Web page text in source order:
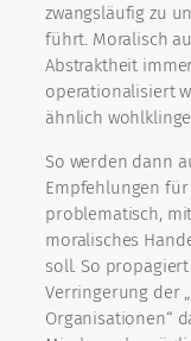
zwangsläufig zu
führt. Moralisch
Abstraktheit
operationalisiert
ähnlich
So werden dann
Empfehlungen
problematisch,
moralisches
soll. So
Verringerung der
Organisationen“